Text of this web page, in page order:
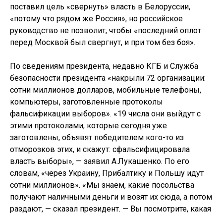
поставил цель «свернуть» власть в Белоруссии,
«потому что рядом же Россия», но российское
руководство не позволит, чтобы «последний оплот
перед Москвой был свергнут, и при том без боя».
По сведениям президента, недавно КГБ и Служба
безопасности президента «накрыли 72 организации:
сотни миллионов долларов, мобильные телефоны,
компьютеры, заготовленные протоколы
фальсификации выборов». «19 числа они выйдут с
этими протоколами, которые сегодня уже
заготовлены, объявят победителем кого-то из
отморозков этих, и скажут: сфальсифицировала
власть выборы», — заявил А.Лукашенко. По его
словам, «через Украину, Прибалтику и Польшу идут
сотни миллионов». «Мы знаем, какие посольства
получают наличными деньги и возят их сюда, а потом
раздают, — сказал президент. — Вы посмотрите, какая